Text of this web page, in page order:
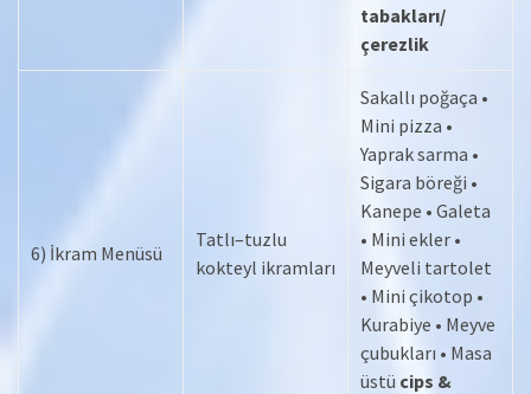
tabakları/
çerezlik
6) İkram Menüsü
Tatlı–tuzlu
kokteyl ikramları
Sakallı poğaça •
Mini pizza •
Yaprak sarma •
Sigara böreği •
Kanepe • Galeta
• Mini ekler •
Meyveli tartolet
• Mini çikotop •
Kurabiye • Meyve
çubukları • Masa
üstü cips &